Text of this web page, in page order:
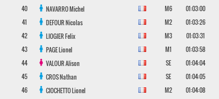
40
NAVARROMichel M6
01:03:00
41
DEFOURNicolas M2
01:03:26
42
LIOGIERFelix M3
01:03:31
43
PAGELionel M1
01:03:58
44
VALOURAlison SE
01:04:04
45
CROSNathan SE
01:04:05
46
CIOCHETTOLionel M2
01:04:08